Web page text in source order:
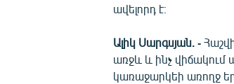
ավելորդ է։
Ալիկ Սարգսյան. -
առջև և ինչ վիճակում
կառաջարկեի առողջ